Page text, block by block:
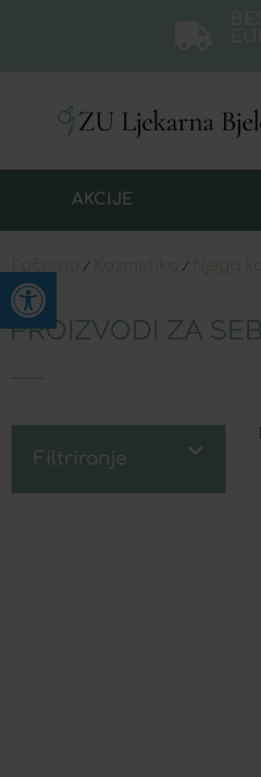
AKCIJE
/ /
PROIZVODI ZA
Filtriranje
Open toolbar